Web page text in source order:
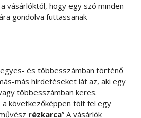
vásárlóktól, hogy egy szó minden
gondolva futtassanak
és többesszámban történő
más hirdetéseket lát az, aki egy
többesszámban keres.
a következőképpen tölt fel egy
rézkarca” A vásárlók